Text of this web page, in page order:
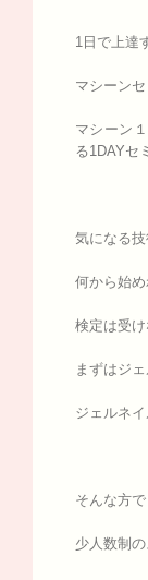
1日で上達
マシーン
マシーン
る1DAYセ
気になる
何から始
検定は受
まずはジ
ジェルネ
そんな方
少人数制